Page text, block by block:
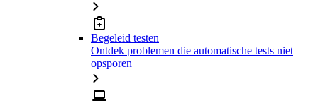
Begeleid testen
Ontdek problemen die automatische tests niet
opsporen